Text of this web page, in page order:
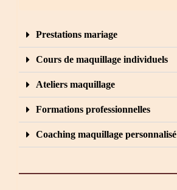
Prestations mariage
Cours de maquillage individuels
Ateliers maquillage
Formations professionnelles
Coaching maquillage personnalisé